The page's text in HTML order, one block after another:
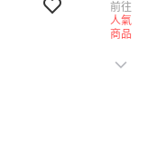
前往
人氣
商品